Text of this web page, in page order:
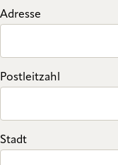
Adresse
Postleitzahl
Stadt